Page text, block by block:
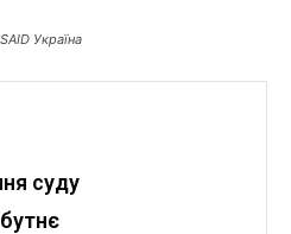
Україна
суду